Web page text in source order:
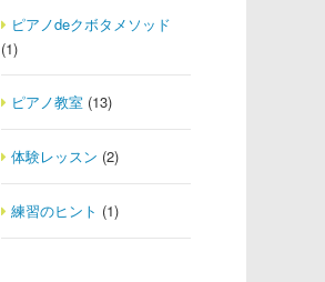
ピアノdeクボタメソッド
(1)
ピアノ教室(13)
体験レッスン (2)
練習のヒント (1)